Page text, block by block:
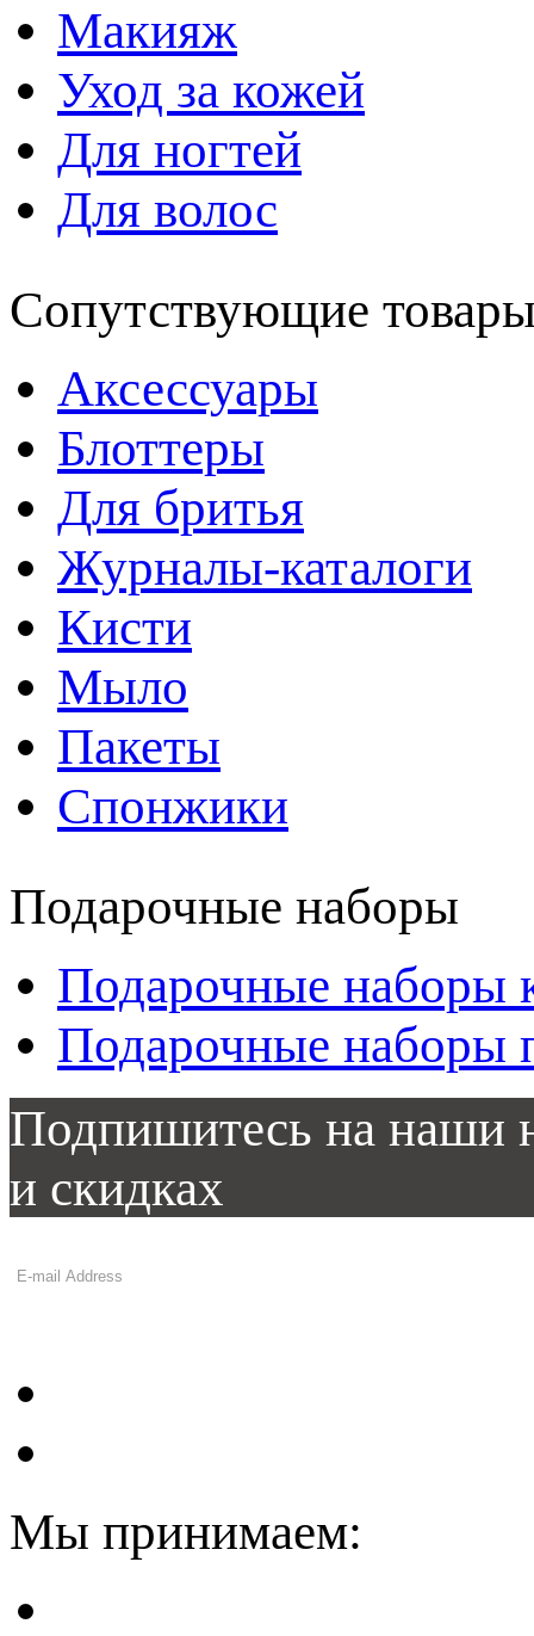
Макияж
Уход за кожей
Для ногтей
Для волос
Сопутствующие
Аксессуары
Блоттеры
Для бритья
Журналы-каталоги
Кисти
Мыло
Пакеты
Спонжики
Подарочные наборы
Подарочные наборы
Подарочные наборы
Подпишитесь на наши
и скидках
Мы принимаем: